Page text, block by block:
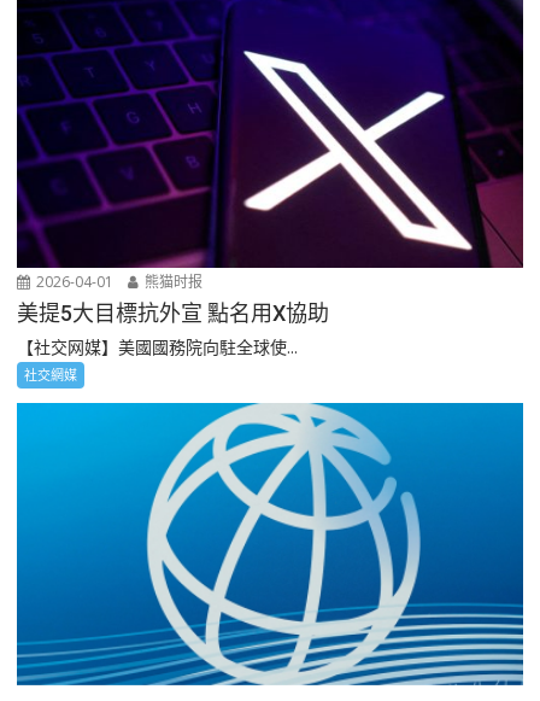
2026-04-01 熊猫时报
美提5大目標抗外宣 點名用X協助
【社交网媒】美國國務院向駐全球使...
社交網媒